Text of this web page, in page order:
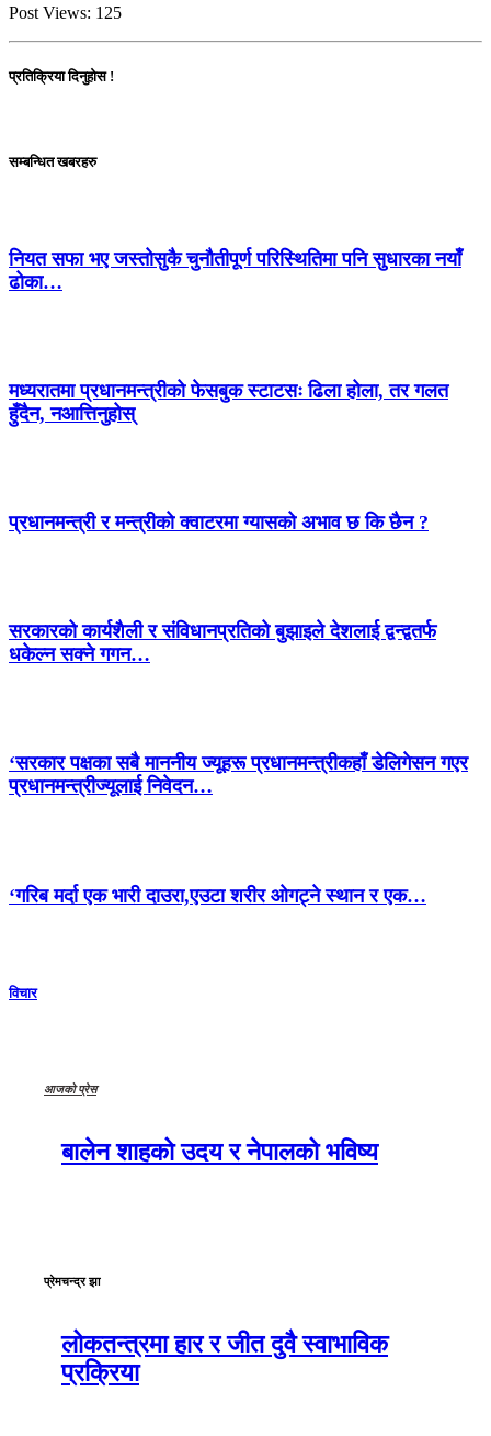
Post Views: 125
प्रतिक्रिया दिनुहोस !
सम्बन्धित खबरहरु
नियत सफा भए जस्तोसुकै चुनौतीपूर्ण परिस्थितिमा पनि सुधारका नयाँ
ढोका…
मध्यरातमा प्रधानमन्त्रीको फेसबुक स्टाटसः ढिला होला, तर गलत
हुँदैन, नआत्तिनुहोस्
प्रधानमन्त्री र मन्त्रीको क्वाटरमा ग्यासको अभाव छ कि छैन ?
सरकारको कार्यशैली र संविधानप्रतिको बुझाइले देशलाई द्वन्द्वतर्फ
धकेल्न सक्ने गगन…
‘सरकार पक्षका सबै माननीय ज्यूहरू प्रधानमन्त्रीकहाँ डेलिगेसन गएर
प्रधानमन्त्रीज्यूलाई निवेदन…
‘गरिब मर्दा एक भारी दाउरा,एउटा शरीर ओगट्ने स्थान र एक…
विचार
आजको प्रेस
बालेन शाहको उदय र नेपालको भविष्य
प्रेमचन्द्र झा
लोकतन्त्रमा हार र जीत दुवै स्वाभाविक
प्रक्रिया